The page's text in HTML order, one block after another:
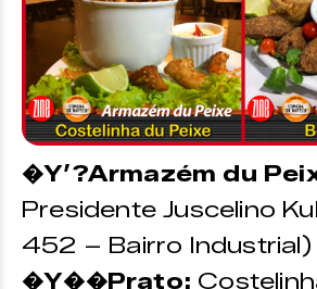
�Y’?Armazém du
Presidente Juscelino
452 – Bairro Industrial)
�Y��Prato: